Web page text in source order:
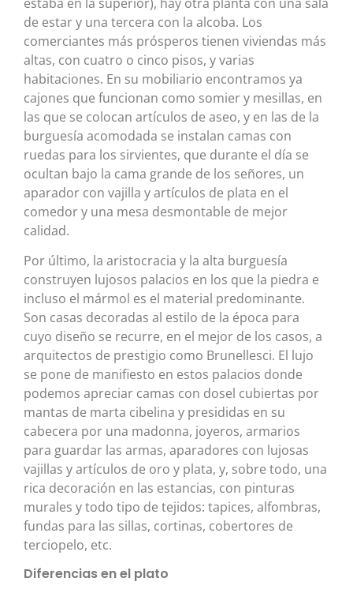
de estar y una tercera con la alcoba. Los
comerciantes más prósperos tienen viviendas más
altas, con cuatro o cinco pisos, y varias
habitaciones. En su mobiliario encontramos ya
cajones que funcionan como somier y mesillas, en
las que se colocan artículos de aseo, y en las de la
burguesía acomodada se instalan camas con
ruedas para los sirvientes, que durante el día se
ocultan bajo la cama grande de los señores, un
aparador con vajilla y artículos de plata en el
comedor y una mesa desmontable de mejor
calidad.
Por último, la aristocracia y la alta burguesía
construyen lujosos palacios en los que la piedra e
incluso el mármol es el material predominante.
Son casas decoradas al estilo de la época para
cuyo diseño se recurre, en el mejor de los casos, a
arquitectos de prestigio como Brunellesci. El lujo
se pone de manifiesto en estos palacios donde
podemos apreciar camas con dosel cubiertas por
mantas de marta cibelina y presididas en su
cabecera por una madonna, joyeros, armarios
para guardar las armas, aparadores con lujosas
vajillas y artículos de oro y plata, y, sobre todo, una
rica decoración en las estancias, con pinturas
murales y todo tipo de tejidos: tapices, alfombras,
fundas para las sillas, cortinas, cobertores de
terciopelo, etc.
Diferencias en el plato